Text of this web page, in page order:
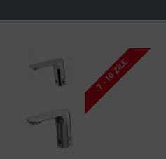
7 - 10 ZILE